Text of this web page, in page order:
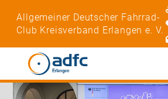
Allgemeiner Deutscher Fahrrad-
Club Kreisverband Erlangen e. V.